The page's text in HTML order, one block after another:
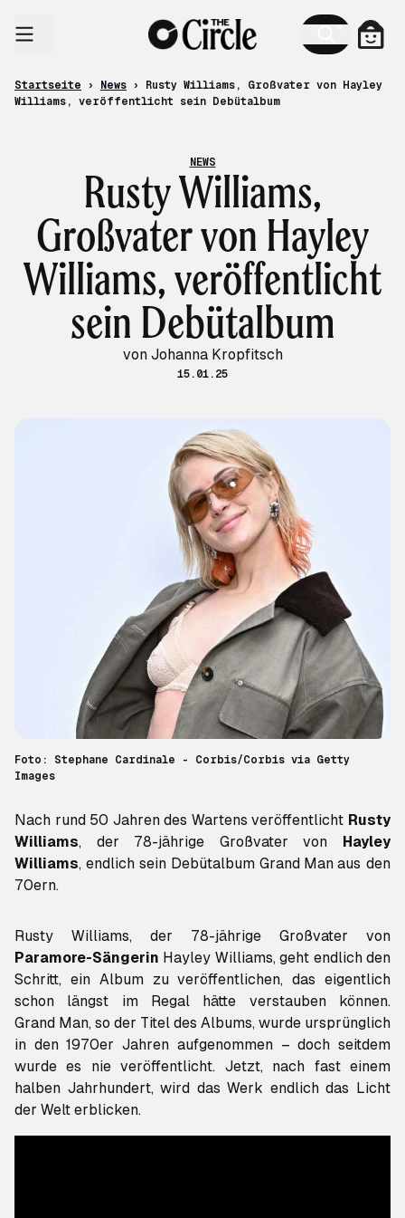
Startseite › News ›
Rusty Williams, Großvater von Hayley
Williams, veröffentlicht sein Debütalbum
NEWS
Rusty Williams,
Großvater von Hayley
Williams, veröffentlicht
sein Debütalbum
von Johanna Kropfitsch
15.01.25
Foto: Stephane Cardinale - Corbis/Corbis via Getty
Images
Nach rund 50 Jahren des Wartens veröffentlicht Rusty
Williams, der 78-jährige Großvater von Hayley
Williams, endlich sein Debütalbum Grand Man aus den
70ern.
Rusty Williams, der 78-jährige Großvater von
Paramore-Sängerin Hayley Williams, geht endlich den
Schritt, ein Album zu veröffentlichen, das eigentlich
Grand Man, so der Titel des Albums, wurde ursprünglich
in den 1970er Jahren aufgenommen – doch seitdem
wurde es nie veröffentlicht. Jetzt, nach fast einem
halben Jahrhundert, wird das Werk endlich das Licht
der Welt erblicken.